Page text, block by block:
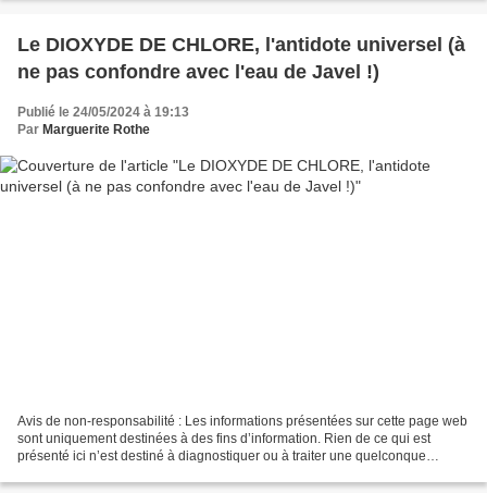
Le DIOXYDE DE CHLORE, l'antidote universel (à
ne pas confondre avec l'eau de Javel !)
Publié le 24/05/2024 à 19:13
Par Marguerite Rothe
Avis de non-responsabilité : Les informations présentées sur cette page web
sont uniquement destinées à des fins d’information. Rien de ce qui est
présenté ici n’est destiné à diagnostiquer ou à traiter une quelconque